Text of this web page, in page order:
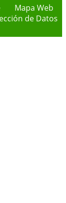
Mapa Web
de Datos